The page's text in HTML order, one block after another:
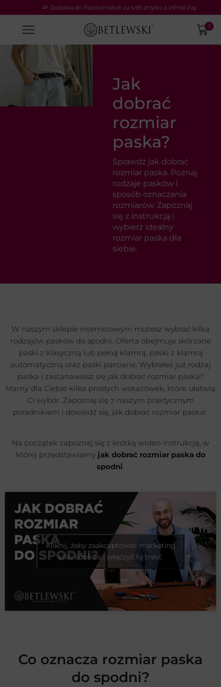
LETNIA ELEGANCJA: odbierz –20% Kod: SUN20
0
Jak
dobrać
rozmiar
paska?
Sprawdź jak dobrać
rozmiar paska. Poznaj
rodzaje pasków i
sposób oznaczania
rozmiarów. Zapoznaj
się z instrukcją i
wybierz idealny
rozmiar paska dla
siebie.
W naszym sklepie internetowym możesz wybrać kilka
rodzajów pasków do spodni. Oferta obejmuje skórzane
paski z klasyczną lub pełną klamrą, paski z klamrą
automatyczną oraz paski parciane. Wybrałeś już rodzaj
paska i zastanawiasz się jak dobrać rozmiar paska?
Mamy dla Ciebie kilka prostych wskazówek, które ułatwią
Ci wybór. Zapoznaj się z naszym praktycznym
poradnikiem i dowiedź się, jak dobrać rozmiar paska!
Na początek zapoznaj się z krótką wideo-instrukcją, w
której przedstawiamy jak dobrać rozmiar paska do
spodni.
Kliknij, żeby zaakceptować marketing
pliki cookies i włączyć tę treść
Co oznacza rozmiar paska
do spodni?